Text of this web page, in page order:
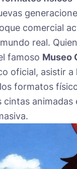
comercial
real.
famoso Museo
oficial, asistir
formatos
animadas